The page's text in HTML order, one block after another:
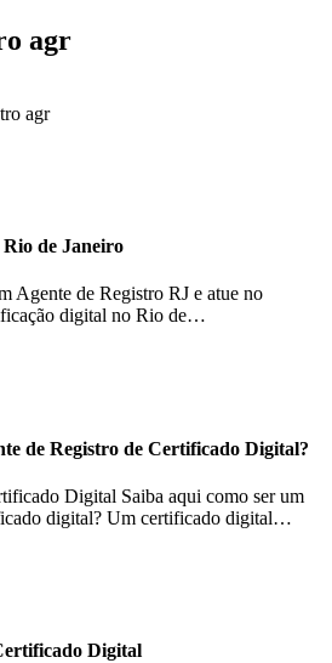
agr
agr
de Janeiro
Agente de Registro RJ e atue no
digital no Rio de…
de Registro de Certificado Digital?
Digital Saiba aqui como ser um
digital? Um certificado digital…
Digital